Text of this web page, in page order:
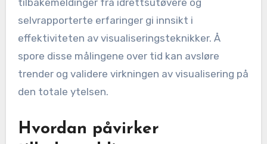
Hvilke målinger kan brukes
for å vurdere forbedringer i
ytelse?
Disse inkluderer endringer i idrettsutøverens
selvtillitsnivåer, fokus under treningsøkter, og